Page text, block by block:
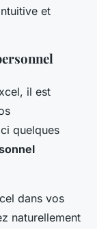
et
il est
quelques
dans vos
naturellement